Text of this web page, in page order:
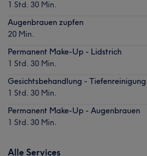
1 Std. 30 Min.
Augenbrauen zupfen
20 Min.
Permanent Make-Up - Lidstrich
1 Std. 30 Min.
Gesichtsbehandlung - Tiefenreinigung
1 Std. 30 Min.
Permanent Make-Up - Augenbrauen
1 Std. 30 Min.
Alle Services